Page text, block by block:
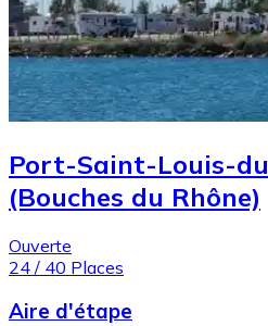
Port-Saint-Louis-
(Bouches du Rhône)
Ouverte
24 / 40 Places
Aire d'étape